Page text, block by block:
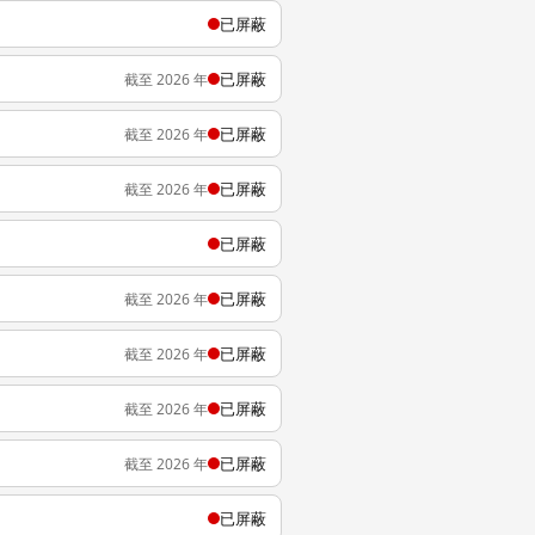
已屏蔽
截至 2026 年 已屏蔽
截至 2026 年 已屏蔽
截至 2026 年 已屏蔽
已屏蔽
截至 2026 年 已屏蔽
截至 2026 年 已屏蔽
截至 2026 年 已屏蔽
截至 2026 年 已屏蔽
已屏蔽